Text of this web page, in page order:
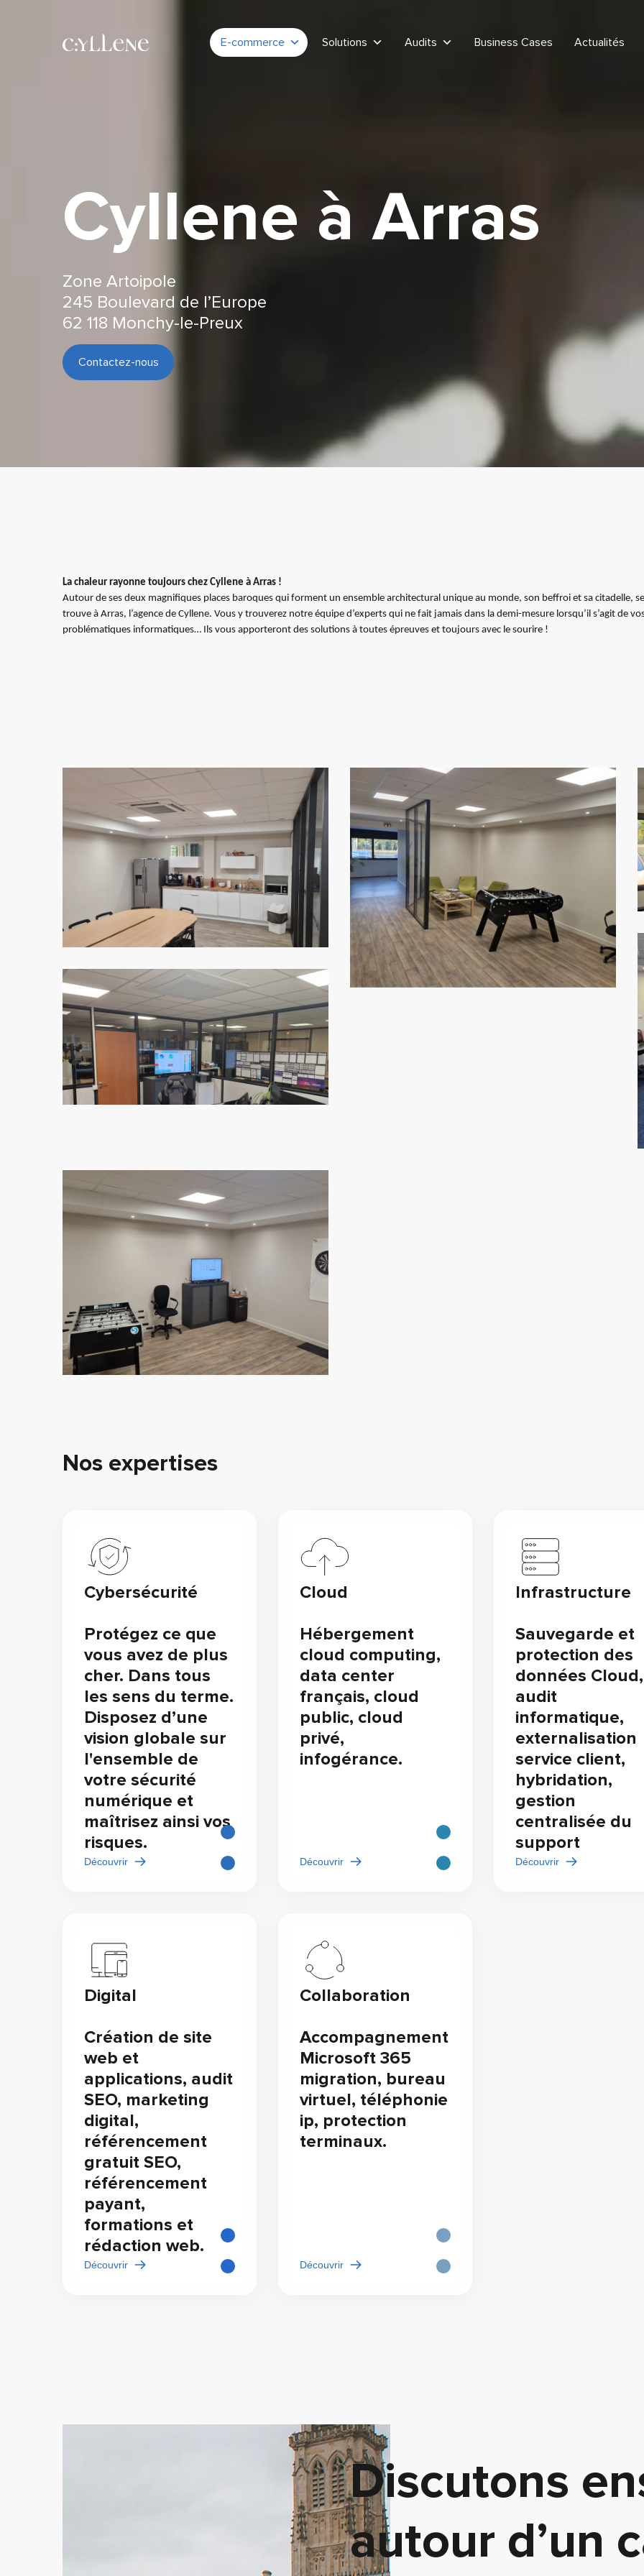
E-commerce Solutions Audits Business Cases Actualités
Cyllene à Arras
Zone Artoipole
245 Boulevard de l’Europe
62 118 Monchy-le-Preux
Contactez-nous
La chaleur rayonne toujours chez Cyllene à Arras !
Autour de ses deux magnifiques places baroques qui forment un ensemble architectural unique au monde, son beffroi et sa citadelle, se
trouve à Arras, l’agence de Cyllene. Vous y trouverez notre équipe d’experts qui ne fait jamais dans la demi-mesure lorsqu’il s’agit de
problématiques informatiques… Ils vous apporteront des solutions à toutes épreuves et toujours avec le sourire !
Nos expertises
Cybersécurité
Protégez ce que
vous avez de plus
cher. Dans tous
les sens du terme.
Disposez d’une
vision globale sur
l'ensemble de
votre sécurité
numérique et
maîtrisez ainsi vos
risques.
Découvrir
Cloud
Hébergement
cloud computing,
data center
français, cloud
public, cloud
privé,
infogérance.
Découvrir
Infrastructure
Sauvegarde et
protection des
données Cloud,
audit
informatique,
externalisation
service client,
hybridation,
gestion
centralisée du
support
Découvrir
Digital
Création de site
web et
applications, audit
SEO, marketing
digital,
référencement
gratuit SEO,
référencement
payant,
formations et
rédaction web.
Découvrir
Collaboration
Accompagnement
Microsoft 365
migration, bureau
virtuel, téléphonie
ip, protection
terminaux.
Découvrir
Discutons
autour d’un